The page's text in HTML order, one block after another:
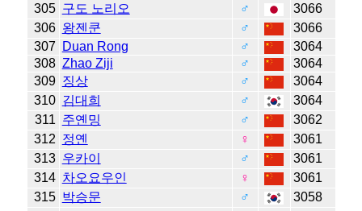
305 구도 노리오 ♂
3066
306 왕젠쿤 ♂
3066
307
Duan Rong ♂
3064
308 Zhao Ziji ♂
3064
309 징상 ♂
3064
310 김대희 ♂
3064
311 주옌밍 ♂
3062
312 정옌 ♀
3061
313 우카이 ♂
3061
314 차오요우인 ♀
3061
315 박승문 ♂
3058